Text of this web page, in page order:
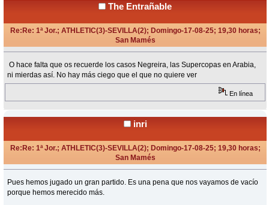
The Entrañable
Re:Re: 1ª Jor.; ATHLETIC(3)-SEVILLA(2); Domingo-17-08-25; 19,30 horas;
San Mamés
O hace falta que os recuerde los casos Negreira, las Supercopas en Arabia,
ni mierdas así. No hay más ciego que el que no quiere ver
En línea
inri
Re:Re: 1ª Jor.; ATHLETIC(3)-SEVILLA(2); Domingo-17-08-25; 19,30 horas;
San Mamés
Pues hemos jugado un gran partido. Es una pena que nos vayamos de vacío
porque hemos merecido más.